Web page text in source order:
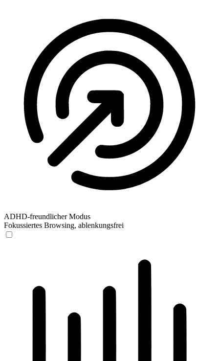
ADHD-freundlicher Modus
Fokussiertes Browsing, ablenkungsfrei